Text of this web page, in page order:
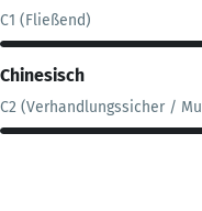
C1 (Fließend)
Chinesisch
C2 (Verhandlungssicher /